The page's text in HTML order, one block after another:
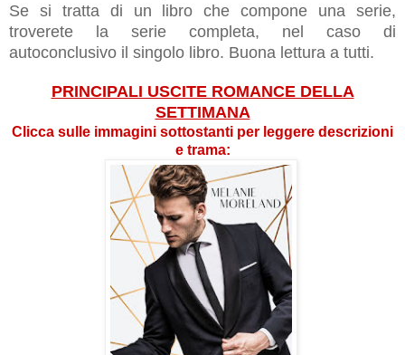
Se si tratta di un libro che compone una serie,
troverete la serie completa, nel caso di
autoconclusivo il singolo libro. Buona lettura a tutti.
PRINCIPALI USCITE ROMANCE DELLA
SETTIMANA
Clicca sulle immagini sottostanti per leggere descrizioni
e trama: